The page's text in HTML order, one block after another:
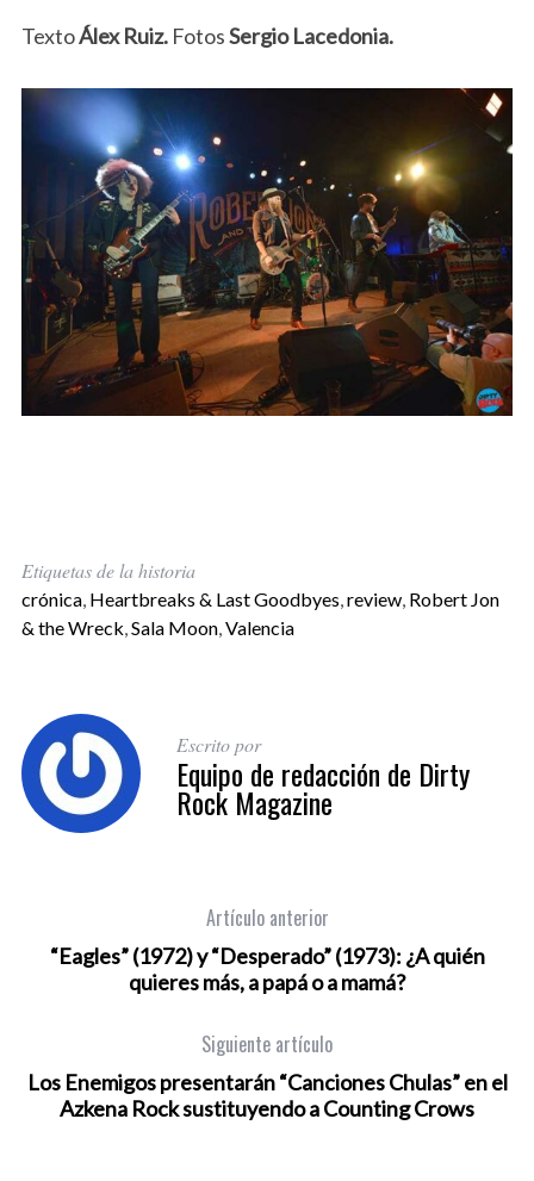
TextoÁlex Ruiz. FotosSergio Lacedonia.
Etiquetas de la historia
crónica, Heartbreaks & Last Goodbyes,review, Robert Jon
& the Wreck,Sala Moon,Valencia
Escrito por
Equipo de redacción de Dirty
Rock Magazine
Artículo anterior
“Eagles” (1972) y “Desperado” (1973): ¿A quién
quieres más, a papá o a mamá?
Siguiente artículo
Los Enemigos presentarán “Canciones Chulas” en el
Azkena Rock sustituyendo a Counting Crows